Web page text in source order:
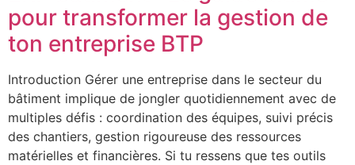
pour transformer la gestion de
ton entreprise BTP
Introduction Gérer une entreprise dans le secteur du
bâtiment implique de jongler quotidiennement avec de
multiples défis : coordination des équipes, suivi précis
des chantiers, gestion rigoureuse des ressources
matérielles et financières. Si tu ressens que tes outils